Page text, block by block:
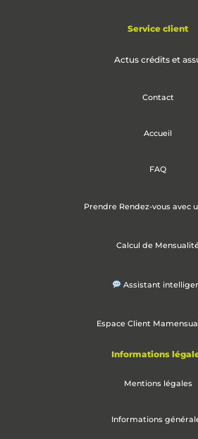
Service client
Actus crédits et
Contact
Accueil
FAQ
Prendre Rendez-vous avec
Calcul de
Assistant
Espace Client
Informations
Mentions légales
Informations